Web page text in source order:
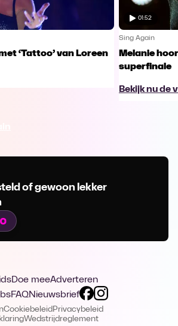
‘Tattoo’ van Loreen
01:52
Sing Again
Melanie
superfinale
Bekijk nu de
of gewoon lekker
Doe meeAdverteren
FAQNieuwsbrief
Cookiebeleid Privacybeleid
Wedstrijdreglement